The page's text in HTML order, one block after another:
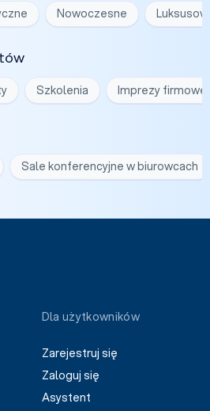
Nowoczesne
Szkolenia Imprezy firmowe
Sale konferencyjne w biurowcach
Dla użytkowników
Zarejestruj się
Zaloguj się
Asystent